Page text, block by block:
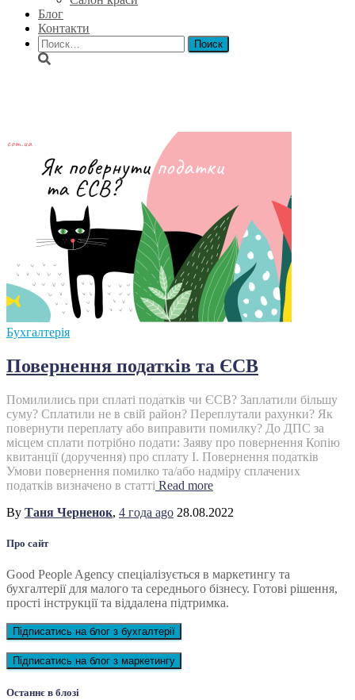
Блог
Контакти
Найти:
Бухгалтерія
Повернення податків та ЄСВ
Помилились при сплаті податків чи ЄСВ? Заплатили більшу
суму? Сплатили не в свій район? Переплутали рахунки? Як
повернути переплату або виправити помилку? До ДПС за
місцем сплати потрібно подати: Заяву про повернення Копію
квитанції (доручення) про сплату І. Повернення податків
Умови повернення помилко та/або надміру сплачених
податків визначено в статті Read more
By Таня Черненок, 4 года ago 28.08.2022
Про сайт
Good People Agency спеціалізується в маркетингу та
бухгалтерії для малого та середнього бізнесу. Готові рішення,
прості інструкції та віддалена підтримка.
Підписатись на блог з бухгалтерії
Підписатись на блог з маркетингу
Останнє в блозі